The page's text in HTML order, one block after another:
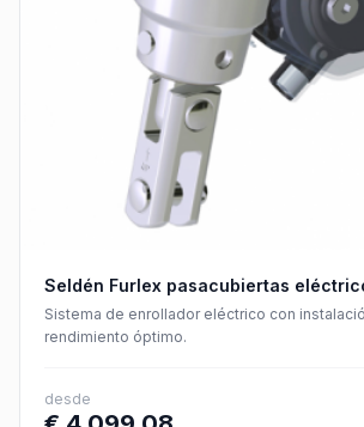
Seldén Furlex pasacubiertas
Sistema de enrollador eléctrico con
rendimiento óptimo.
desde